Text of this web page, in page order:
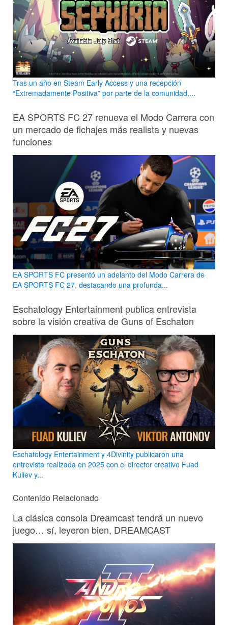
Tras un año en Steam Early Access y una recepción
“Extremadamente Positiva” por parte de la comunidad,...
EA SPORTS FC 27 renueva el Modo Carrera con
un mercado de fichajes más realista y nuevas
funciones
EA SPORTS FC presentó un adelanto del Modo Carrera de
EA SPORTS FC 27, destacando una profunda...
Eschatology Entertainment publica entrevista
sobre la visión creativa de Guns of Eschaton
Eschatology Entertainment y 4Divinity publicaron una
entrevista realizada en 2025 con el director creativo Fuad
Kuliev y...
Contenido Relacionado
La clásica consola Dreamcast tendrá un nuevo
juego… sí, leyeron bien, DREAMCAST